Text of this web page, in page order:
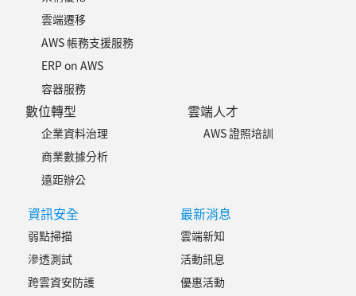
雲端遷移
AWS 帳務支援服務
ERP on AWS
容器服務
數位轉型
企業資料治理
商業數據分析
遠距辦公
雲端人才
AWS 證照培訓
資訊安全
弱點掃描
滲透測試
跨雲資安防護
最新消息
雲端新知
活動訊息
優惠活動